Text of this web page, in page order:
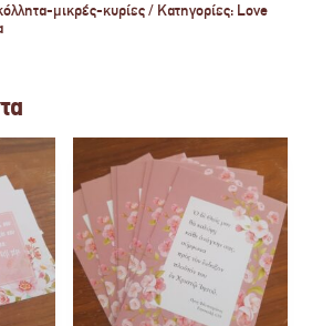
μικρές-κυρίες Κατηγορίες: Love